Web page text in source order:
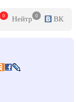
0 Нейтр 0 ВК